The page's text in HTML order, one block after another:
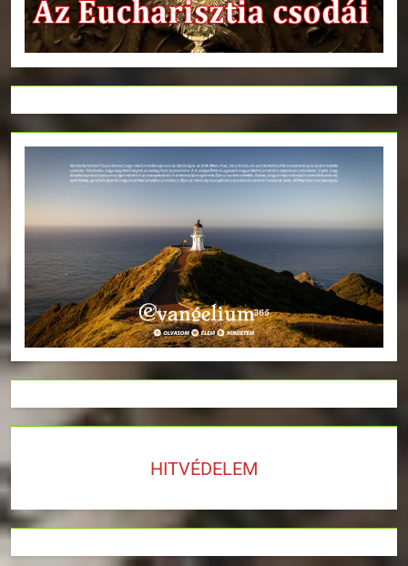
HITVÉDELEM